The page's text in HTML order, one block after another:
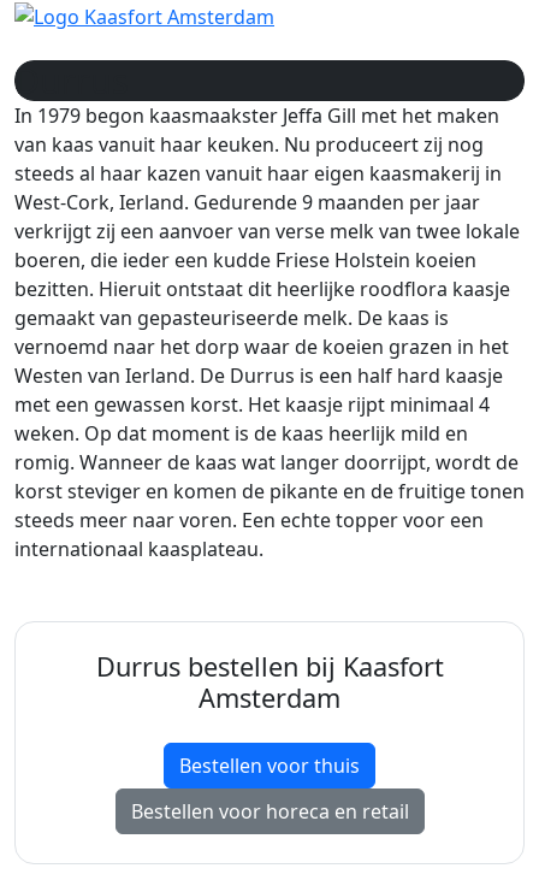
Durrus
In 1979 begon kaasmaakster Jeffa Gill met het maken
van kaas vanuit haar keuken. Nu produceert zij nog
steeds al haar kazen vanuit haar eigen kaasmakerij in
West-Cork, Ierland. Gedurende 9 maanden per jaar
verkrijgt zij een aanvoer van verse melk van twee lokale
boeren, die ieder een kudde Friese Holstein koeien
bezitten. Hieruit ontstaat dit heerlijke roodflora kaasje
gemaakt van gepasteuriseerde melk. De kaas is
vernoemd naar het dorp waar de koeien grazen in het
Westen van Ierland. De Durrus is een half hard kaasje
met een gewassen korst. Het kaasje rijpt minimaal 4
weken. Op dat moment is de kaas heerlijk mild en
romig. Wanneer de kaas wat langer doorrijpt, wordt de
korst steviger en komen de pikante en de fruitige tonen
steeds meer naar voren. Een echte topper voor een
internationaal kaasplateau.
Durrus bestellen bij Kaasfort
Amsterdam
Bestellen voor thuis
Bestellen voor horeca en retail